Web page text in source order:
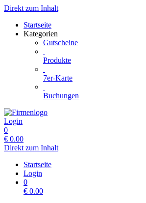
Direkt zum Inhalt
Startseite
Kategorien
Gutscheine
Produkte
7er-Karte
Buchungen
Login
0
€ 0.00
Direkt zum Inhalt
Startseite
Login
0
€ 0.00